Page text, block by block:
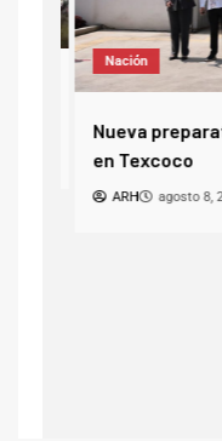
Nación
Nueva
en Texcoco
ARH agosto 8,